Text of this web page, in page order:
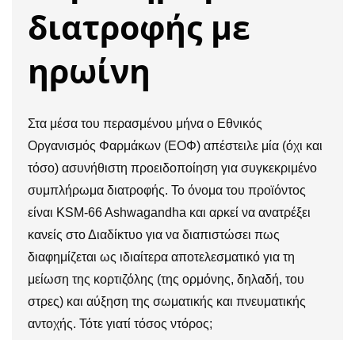
διατροφής με
ηρωίνη
Στα μέσα του περασμένου μήνα ο Εθνικός
Οργανισμός Φαρμάκων (ΕΟΦ) απέστειλε μία (όχι και
τόσο) ασυνήθιστη προειδοποίηση για συγκεκριμένο
συμπλήρωμα διατροφής. Το όνομα του προϊόντος
είναι KSM-66 Ashwagandha και αρκεί να ανατρέξει
κανείς στο Διαδίκτυο για να διαπιστώσει πως
διαφημίζεται ως ιδιαίτερα αποτελεσματικό για τη
μείωση της κορτιζόλης (της ορμόνης, δηλαδή, του
στρες) και αύξηση της σωματικής και πνευματικής
αντοχής. Τότε γιατί τόσος ντόρος;